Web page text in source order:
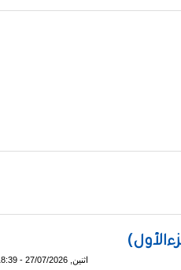
المواطنة
اثنين, 27/07/2026 - 18:39